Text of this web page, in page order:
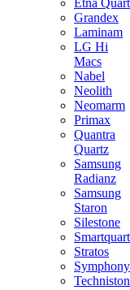
Etna
Grandex
Laminam
LG Hi
Macs
Nabel
Neolith
Neomarm
Primax
Quantra
Quartz
Samsung
Radianz
Samsung
Staron
Silestone
Stratos
Symphony